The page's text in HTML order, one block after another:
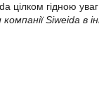
цілком гідною
компанії